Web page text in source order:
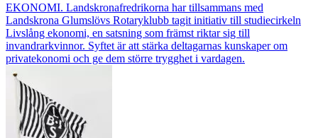
EKONOMI. Landskronafredrikorna har tillsammans med
Landskrona Glumslövs Rotaryklubb tagit initiativ till studiecirkeln
Livslång ekonomi, en satsning som främst riktar sig till
invandrarkvinnor. Syftet är att stärka deltagarnas kunskaper om
privatekonomi och ge dem större trygghet i vardagen.